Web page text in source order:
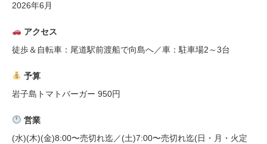
2026年6月
アクセス
徒歩＆自転車：尾道駅前渡船で向島へ／車：駐車場2～3台
予算
岩子島トマトバーガー 950円
営業
(水)(木)(金)8:00〜売切れ迄／(土)7:00〜売切れ迄(日・月・火定